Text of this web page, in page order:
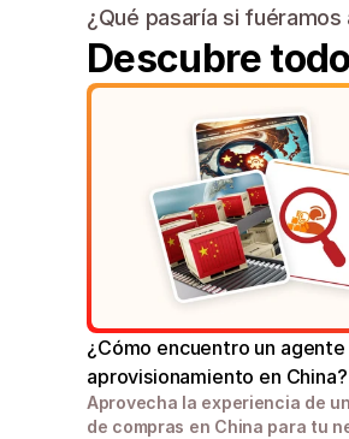
¿Qué pasaría si fuéramos
Descubre
¿Cómo encuentro un
aprovisionamiento en China?
Aprovecha la experiencia de
de compras en China para tu